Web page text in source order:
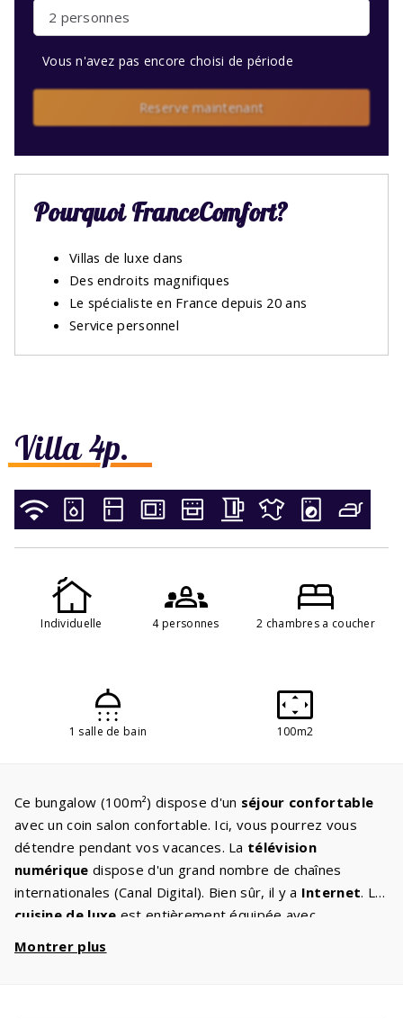
Villa 4p.
Individuelle 4 personnes 2 chambres a coucher
1 salle de bain 100m2
Ce bungalow (100m²) dispose d'un séjour confortable
avec un coin salon confortable. Ici, vous pourrez vous
détendre pendant vos vacances. La télévision
numérique dispose d'un grand nombre de chaînes
internationales (Canal Digital). Bien sûr, il y a Internet. La
cuisine de luxe est entièrement équipée avec
aussi unemachine à laver et un sèche-linge
Montrer plus
2 personnes
Vous n'avez pas encore choisi de période
Reserve maintenant
Pourquoi FranceComfort?
Villas de luxe dans
Des endroits magnifiques
Le spécialiste en France depuis 20 ans
Service personnel